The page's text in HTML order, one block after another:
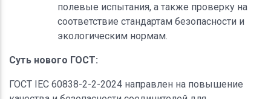
полевые испытания, а также проверку на
соответствие стандартам безопасности и
экологическим нормам.
Суть нового ГОСТ:
ГОСТ IEC 60838-2-2-2024 направлен на повышение